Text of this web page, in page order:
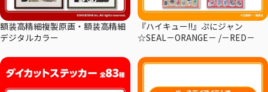
額装高精細複製原画・額装高精細
デジタルカラー
『ハイキュー!!』ぷにジャン
☆SEAL－ORANGE－ /－RED－